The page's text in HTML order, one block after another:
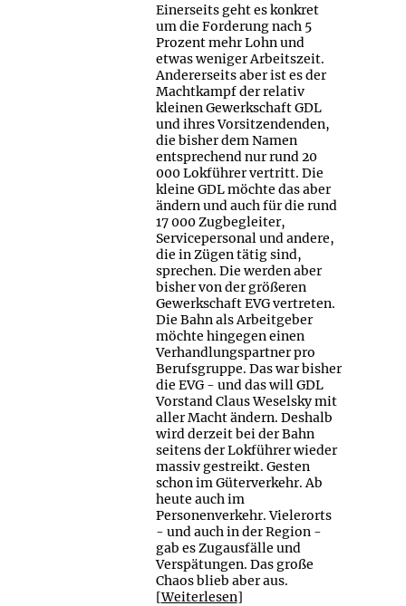
Einerseits geht es konkret
um die Forderung nach 5
Prozent mehr Lohn und
etwas weniger Arbeitszeit.
Andererseits aber ist es der
Machtkampf der relativ
kleinen Gewerkschaft GDL
und ihres Vorsitzendenden,
die bisher dem Namen
entsprechend nur rund 20
000 Lokführer vertritt. Die
kleine GDL möchte das aber
ändern und auch für die rund
17 000 Zugbegleiter,
Servicepersonal und andere,
die in Zügen tätig sind,
sprechen. Die werden aber
bisher von der größeren
Gewerkschaft EVG vertreten.
Die Bahn als Arbeitgeber
möchte hingegen einen
Verhandlungspartner pro
Berufsgruppe. Das war bisher
die EVG - und das will GDL
Vorstand Claus Weselsky mit
aller Macht ändern. Deshalb
wird derzeit bei der Bahn
seitens der Lokführer wieder
massiv gestreikt. Gesten
schon im Güterverkehr. Ab
heute auch im
Personenverkehr. Vielerorts
- und auch in der Region -
gab es Zugausfälle und
Verspätungen. Das große
Chaos blieb aber aus.
[Weiterlesen]